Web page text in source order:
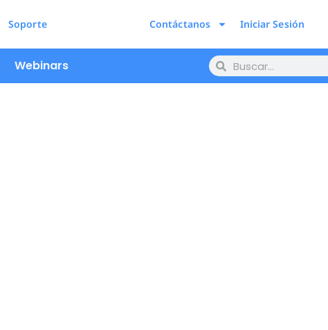
Soporte Contáctanos Iniciar Sesión
Webinars